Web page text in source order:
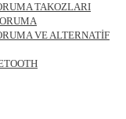
TAKOZLARI
VE ALTERNATİF